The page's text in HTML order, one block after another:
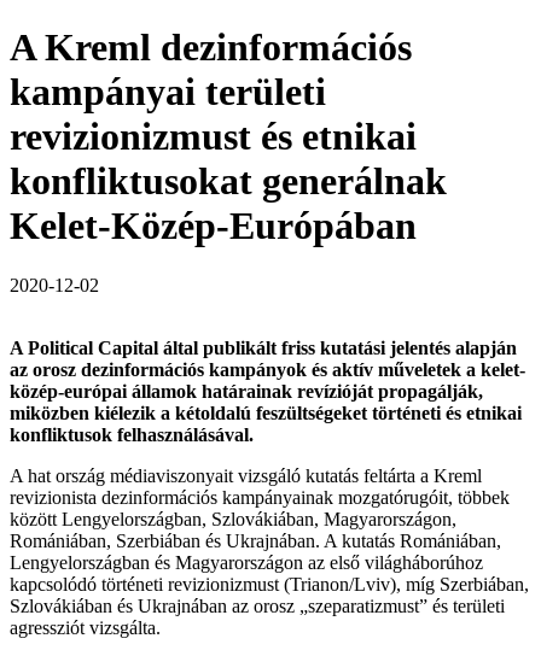
A Kreml dezinformációs
kampányai területi
revizionizmust és etnikai
konfliktusokat generálnak
Kelet-Közép-Európában
2020-12-02
A Political Capital által publikált friss kutatási jelentés alapján
az orosz dezinformációs kampányok és aktív műveletek a kelet-
közép-európai államok határainak revízióját propagálják,
miközben kiélezik a kétoldalú feszültségeket történeti és etnikai
konfliktusok felhasználásával.
A hat ország médiaviszonyait vizsgáló kutatás feltárta a Kreml
revizionista dezinformációs kampányainak mozgatórugóit, többek
között Lengyelországban, Szlovákiában, Magyarországon,
Romániában, Szerbiában és Ukrajnában. A kutatás Romániában,
Lengyelországban és Magyarországon az első világháborúhoz
kapcsolódó történeti revizionizmust (Trianon/Lviv), míg Szerbiában,
Szlovákiában és Ukrajnában az orosz „szeparatizmust” és területi
agressziót vizsgálta.